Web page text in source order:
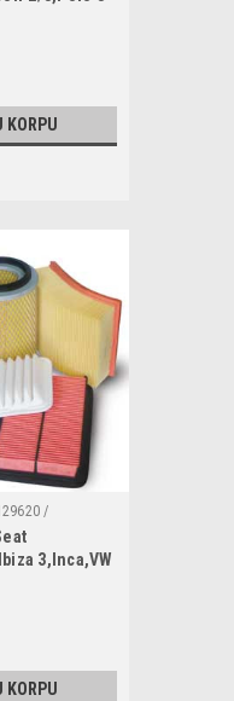
/
5001102 /
KORPU
/
/ 6K0129620
/ 1444Z6 /
1457429915 /
3,Inca,VW
KORPU